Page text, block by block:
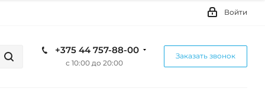
Войти
+375 44 757-88-00
с 10:00 до 20:00
Заказать звонок